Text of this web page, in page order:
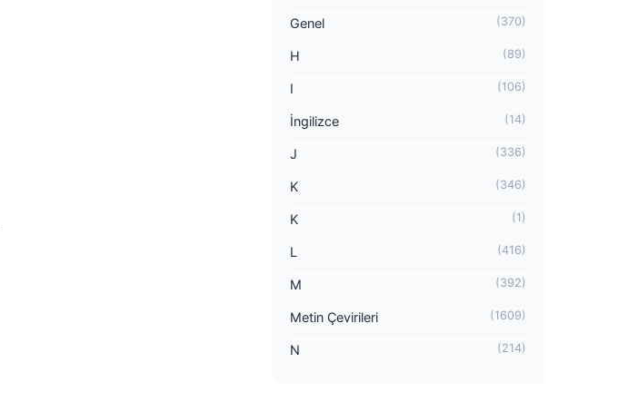
Genel (370)
H (89)
I (106)
İngilizce (14)
J (336)
K (346)
K (1)
L (416)
M (392)
Metin Çevirileri (1609)
N (214)